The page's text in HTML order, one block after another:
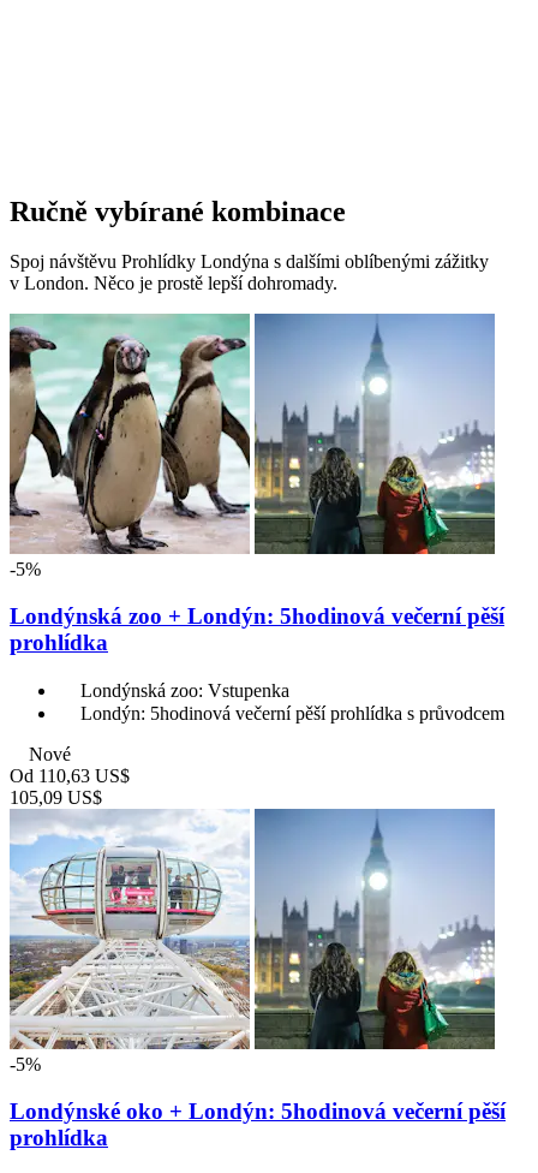
Ručně vybírané kombinace
Spoj návštěvu Prohlídky Londýna s dalšími oblíbenými zážitky
v London. Něco je prostě lepší dohromady.
-5%
Londýnská zoo + Londýn: 5hodinová večerní pěší
prohlídka
Londýnská zoo: Vstupenka
Londýn: 5hodinová večerní pěší prohlídka s průvodcem
Nové
Od 110,63 US$
105,09 US$
-5%
Londýnské oko + Londýn: 5hodinová večerní pěší
prohlídka